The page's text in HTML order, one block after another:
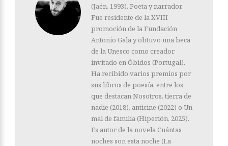
(Jaén, 1993). Poeta y narrador.
Fue residente de la XVIII
promoción de la Fundación
Antonio Gala y obtuvo una beca
de la Unesco como creador
invitado en Óbidos (Portugal).
Ha recibido varios premios por
sus libros de poesía, entre los
que destacan Nosotros, tierra de
nadie (2018), anticine (2022) o Un
mal de familia (Hiperión, 2025).
Es autor de la novela Cuántas
noches son esta noche (La